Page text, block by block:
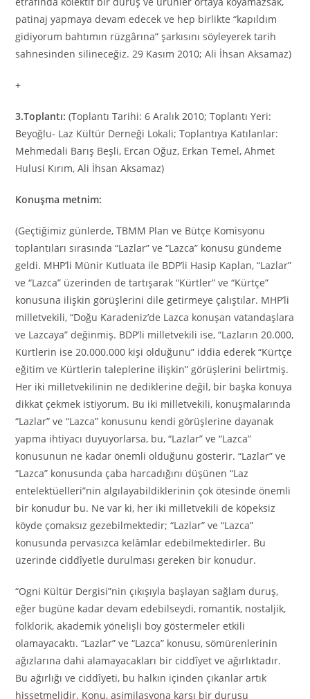
patinaj yapmaya devam edecek ve hep birlikte “kapıldım
gidiyorum bahtımın rüzgârına” şarkısını söyleyerek tarih
sahnesinden silineceğiz. 29 Kasım 2010; Ali İhsan Aksamaz)
+
3.Toplantı:(Toplantı Tarihi: 6 Aralık 2010; Toplantı Yeri:
Beyoğlu- Laz Kültür Derneği Lokali; Toplantıya Katılanlar:
Mehmedali Barış Beşli, Ercan Oğuz, Erkan Temel, Ahmet
Hulusi Kırım, Ali İhsan Aksamaz)
Konuşma metnim:
(Geçtiğimiz günlerde, TBMM Plan ve Bütçe Komisyonu
toplantıları sırasında “Lazlar” ve “Lazca” konusu gündeme
geldi. MHP’li Münir Kutluata ile BDP’li Hasip Kaplan, “Lazlar”
ve “Lazca” üzerinden de tartışarak “Kürtler” ve “Kürtçe”
konusuna ilişkin görüşlerini dile getirmeye çalıştılar. MHP’li
milletvekili, “Doğu Karadeniz’de Lazca konuşan vatandaşlara
ve Lazcaya” değinmiş. BDP’li milletvekili ise, “Lazların 20.000,
Kürtlerin ise 20.000.000 kişi olduğunu” iddia ederek “Kürtçe
eğitim ve Kürtlerin taleplerine ilişkin” görüşlerini belirtmiş.
Her iki milletvekilinin ne dediklerine değil, bir başka konuya
dikkat çekmek istiyorum. Bu iki milletvekili, konuşmalarında
“Lazlar” ve “Lazca” konusunu kendi görüşlerine dayanak
yapma ihtiyacı duyuyorlarsa, bu, “Lazlar” ve “Lazca”
konusunun ne kadar önemli olduğunu gösterir. “Lazlar” ve
“Lazca” konusunda çaba harcadığını düşünen “Laz
entelektüelleri”nin algılayabildiklerinin çok ötesinde önemli
bir konudur bu. Ne var ki, her iki milletvekili de köpeksiz
köyde çomaksız gezebilmektedir; “Lazlar” ve “Lazca”
konusunda pervasızca kelâmlar edebilmektedirler. Bu
üzerinde ciddîyetle durulması gereken bir konudur.
“Ogni Kültür Dergisi”nin çıkışıyla başlayan sağlam duruş,
eğer bugüne kadar devam edebilseydi, romantik, nostaljik,
folklorik, akademik yönelişli boy göstermeler etkili
olamayacaktı. “Lazlar” ve “Lazca” konusu, sömürenlerinin
ağızlarına dahi alamayacakları bir ciddîyet ve ağırlıktadır.
Bu ağırlığı ve ciddîyeti, bu halkın içinden çıkanlar artık
hissetmelidir. Konu, asimilasyona karşı bir duruşu